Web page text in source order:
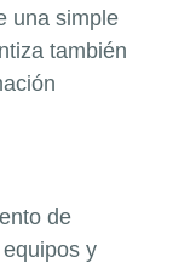
una simple
también
de
y